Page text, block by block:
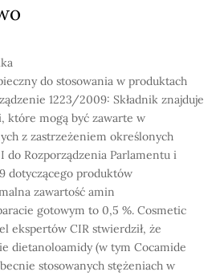
do stosowania w produktach
1223/2009: Składnik znajduje
które mogą być zawarte w
z zastrzeżeniem określonych
do Rozporządzenia Parlamentu i
dotyczącego produktów
zawartość amin
gotowym to 0,5 %. Cosmetic
ekspertów CIR stwierdził, że
dietanoloamidy (w tym Cocamide
stosowanych stężeniach w